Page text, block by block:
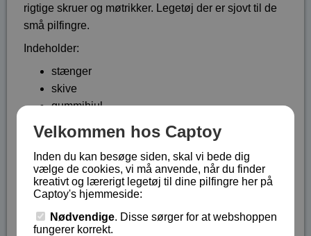
rigtige skruer og møtrikker. Legetøj der er sjovt til de
små pilfingre.
Indeholder:
stænger
skive
gummihjul
skruer og møtrikker
værktøj
samlingsvejledning med billeder
Legetøj til børn fra 6 år.
Lagerstatus:
Vare nr.:EIT-C53
Velkommen hos Captoy
Inden du kan besøge siden, skal vi bede dig
vælge de cookies, vi må anvende, når du finder
kreativt og lærerigt legetøj til dine pilfingre her på
Captoy's hjemmeside:
Nødvendige. Disse sørger for at webshoppen
fungerer korrekt.